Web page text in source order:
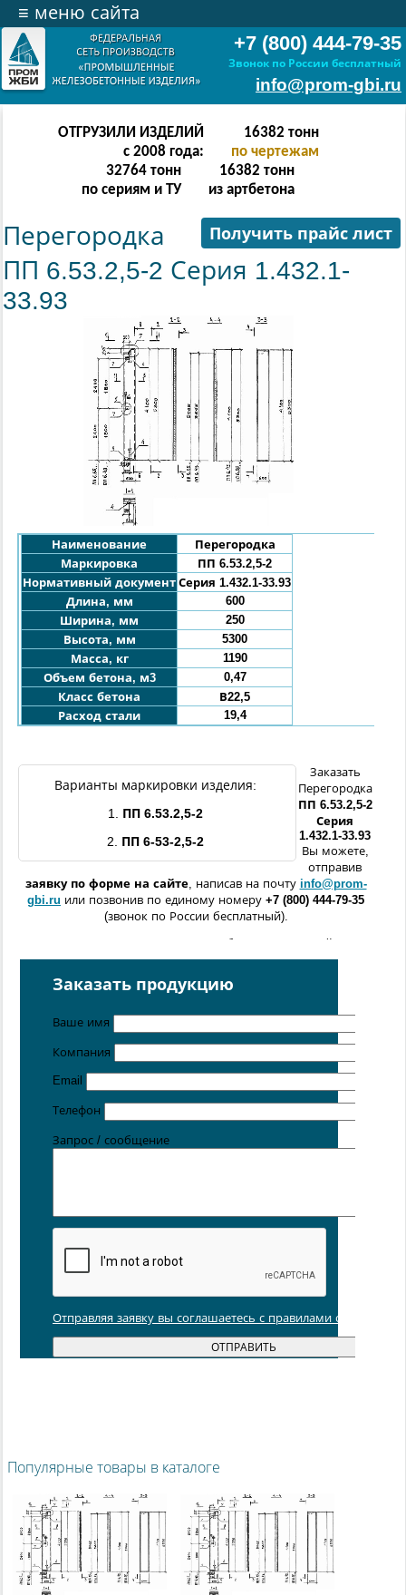
+7 (800) 444-79-35
Звонок по России бесплатный
info@prom-gbi.ru
≡ меню сайта
ОТГРУЗИЛИ ИЗДЕЛИЙ
с 2008 года:
32766 тонн
по чертежам
65532 тонн
по сериям и ТУ
32766 тонн
из артбетона
Получить прайс лист
Перегородка
ПП 6.53.2,5-2 Серия 1.432.1-
33.93
Наименование
Перегородка
Маркировка
ПП 6.53.2,5-2
Нормативный документ Серия 1.432.1-33.93
Длина, мм
600
Ширина, мм
250
Высота, мм
5300
Масса, кг
1190
Объем бетона, м3
0,47
Класс бетона
В22,5
Расход стали
19,4
Варианты маркировки изделия:
1. ПП 6.53.2,5-2
2.
ПП 6-53-2,5-2
Заказать
Перегородка
ПП 6.53.2,5-2
Серия
1.432.1-33.93
Вы можете,
отправив
заявку по форме на сайте, написав на почту info@prom-
gbi.ru или позвонив по единому номеру +7 (800) 444-79-35
(звонок по России бесплатный).
Возможно изготовление железобетонных изделий
чертежам заказчика
Поставка осуществляется с производственных площадок,
Хабаровске,Ростове-на-Дону,Екатеринбурге,
Симферополе.
Цена от 5 руб. / кг
Заказать продукцию
Ваше имя
Компания
Email
Телефон
Запрос / сообщение
Отправляя заявку вы соглашаетесь с правилами обработки
Популярные товары в каталоге